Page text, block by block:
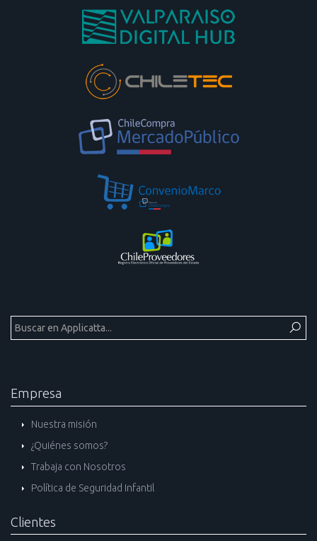
Empresa
Nuestra misión
¿Quiénes somos?
Trabaja con Nosotros
Política de Seguridad Infantil
Clientes